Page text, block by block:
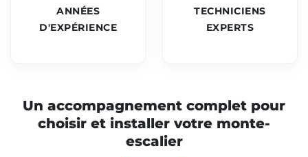
ANNÉES
D'EXPÉRIENCE
TECHNICIENS
EXPERTS
Un accompagnement complet pour
choisir et installer votre monte-
escalier